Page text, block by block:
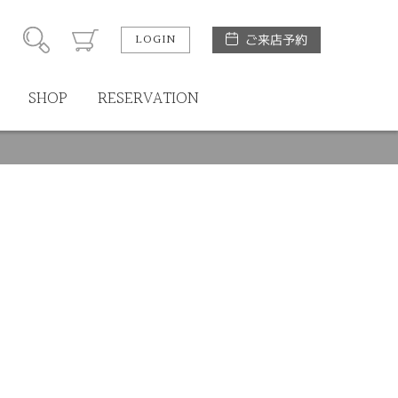
LOGIN ご来店予約
SHOP RESERVATION